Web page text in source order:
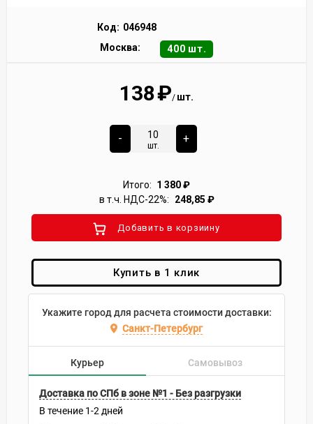
Код: 046948
Москва:
400 шт.
138₽/ шт.
-
шт.
+
Итого: 1 380₽
в т.ч. НДС-22%:
248,85 ₽
Добавить в корзиину
Купить в 1 клик
Укажите город для расчета стоимости доставки:
Санкт-Петербург
Курьер Самовывоз
Доставка по СПб в зоне №1 - Без разгрузки
В течение 1-2 дней